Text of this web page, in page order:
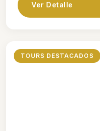
Ver Detalle
TOURS DESTACADOS